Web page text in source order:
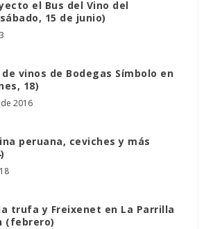
el Bus del Vino del
15 de junio)
vinos de Bodegas Símbolo en
18)
2016
peruana, ceviches y más
trufa y Freixenet en La Parrilla
(febrero)